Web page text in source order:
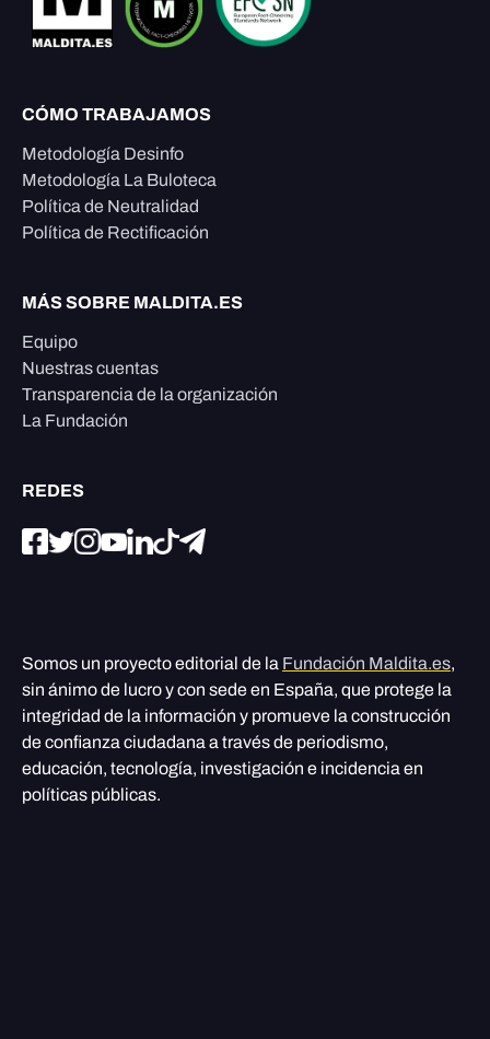
CÓMO TRABAJAMOS
Metodología Desinfo
Metodología La Buloteca
Política de Neutralidad
Política de Rectificación
MÁS SOBRE MALDITA.ES
Equipo
Nuestras cuentas
Transparencia de la organización
La Fundación
REDES
Somos un proyecto editorial de la Fundación Maldita.es,
sin ánimo de lucro y con sede en España, que protege la
integridad de la información y promueve la construcción
de confianza ciudadana a través de periodismo,
educación, tecnología, investigación e incidencia en
políticas públicas.